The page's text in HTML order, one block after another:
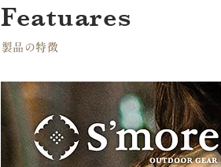
Featuares
​製品の特徴